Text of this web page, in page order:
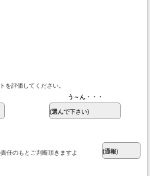
を評価してください。
う～ん・・・
任のもとご判断頂きますよ